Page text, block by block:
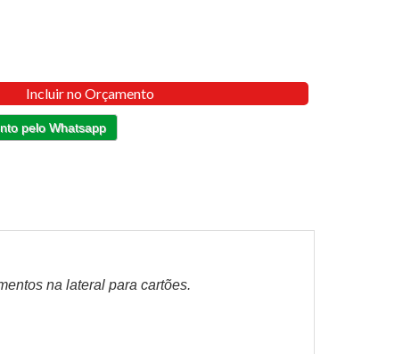
Incluir no Orçamento
pelo Whatsapp
na lateral para cartões.